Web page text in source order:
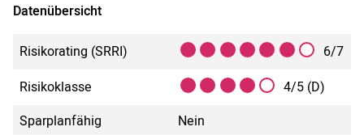
Datenübersicht
Risikorating (SRRI)
6/7
Risikoklasse
4/5 (D)
Sparplanfähig
Nein